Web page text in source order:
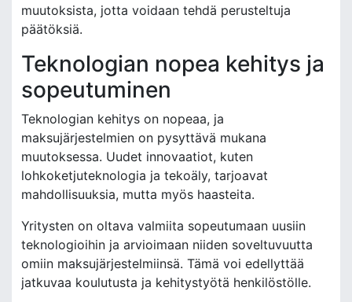
muutoksista, jotta voidaan tehdä perusteltuja
päätöksiä.
Teknologian nopea kehitys ja
sopeutuminen
Teknologian kehitys on nopeaa, ja
maksujärjestelmien on pysyttävä mukana
muutoksessa. Uudet innovaatiot, kuten
lohkoketjuteknologia ja tekoäly, tarjoavat
mahdollisuuksia, mutta myös haasteita.
Yritysten on oltava valmiita sopeutumaan uusiin
teknologioihin ja arvioimaan niiden soveltuvuutta
omiin maksujärjestelmiinsä. Tämä voi edellyttää
jatkuvaa koulutusta ja kehitystyötä henkilöstölle.